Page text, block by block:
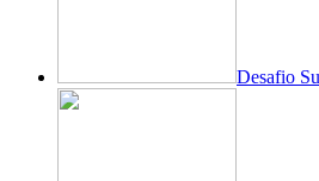
Desafio